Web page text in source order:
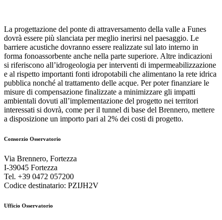
La progettazione del ponte di attraversamento della valle a Funes
dovrà essere più slanciata per meglio inerirsi nel paesaggio. Le
barriere acustiche dovranno essere realizzate sul lato interno in
forma fonoassorbente anche nella parte superiore. Altre indicazioni
si riferiscono all’idrogeologia per interventi di impermeabilizzazione
e al rispetto importanti fonti idropotabili che alimentano la rete idrica
pubblica nonché al trattamento delle acque. Per poter finanziare le
misure di compensazione finalizzate a minimizzare gli impatti
ambientali dovuti all’implementazione del progetto nei territori
interessati si dovrà, come per il tunnel di base del Brennero, mettere
a disposizione un importo pari al 2% dei costi di progetto.
Consorzio Osservatorio
Via Brennero, Fortezza
I-39045 Fortezza
Tel. +39 0472 057200
Codice destinatario: PZIJH2V
Ufficio Osservatorio